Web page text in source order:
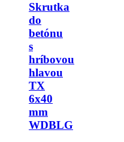
Skrutka
do
betónu
s
hríbovou
hlavou
TX
6x40
mm
WDBLG